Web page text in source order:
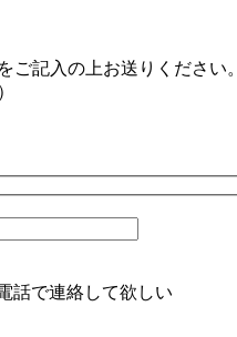
ご記入の上お送りください。
話で連絡して欲しい